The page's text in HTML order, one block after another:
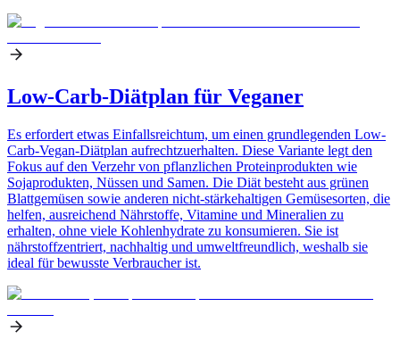
Low-Carb-Diätplan für Veganer
Es erfordert etwas Einfallsreichtum, um einen grundlegenden Low-
Carb-Vegan-Diätplan aufrechtzuerhalten. Diese Variante legt den
Fokus auf den Verzehr von pflanzlichen Proteinprodukten wie
Sojaprodukten, Nüssen und Samen. Die Diät besteht aus grünen
Blattgemüsen sowie anderen nicht-stärkehaltigen Gemüsesorten, die
helfen, ausreichend Nährstoffe, Vitamine und Mineralien zu
erhalten, ohne viele Kohlenhydrate zu konsumieren. Sie ist
nährstoffzentriert, nachhaltig und umweltfreundlich, weshalb sie
ideal für bewusste Verbraucher ist.